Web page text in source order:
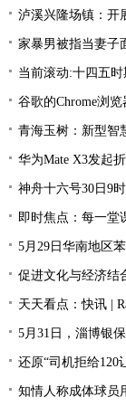
泸溪兴隆场镇：开展
家暴男被指当妻子
当前滚动:十四五
谷歌的Chrome浏
青海玉树：新型智
华为Mate X3发起
神舟十六号30日9
即时焦点：每一堂
5月29日华南地区
促进文化与经济结
天天看点：快讯 |
5月31日，淄博银
还原“司机拒给120
知情人称成体球员